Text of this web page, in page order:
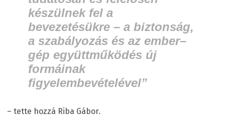
készülnek fel a
bevezetésükre – a biztonság,
a szabályozás és az ember–
gép együttműködés új
formáinak
figyelembevételével”
– tette hozzá Riba Gábor.